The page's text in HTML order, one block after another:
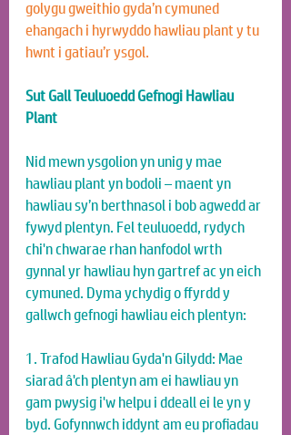
golygu gweithio gyda’n cymuned
ehangach i hyrwyddo hawliau plant y tu
hwnt i gatiau’r ysgol.
Sut Gall Teuluoedd Gefnogi Hawliau
Plant
Nid mewn ysgolion yn unig y mae
hawliau plant yn bodoli – maent yn
hawliau sy’n berthnasol i bob agwedd ar
fywyd plentyn. Fel teuluoedd, rydych
chi'n chwarae rhan hanfodol wrth
gynnal yr hawliau hyn gartref ac yn eich
cymuned. Dyma ychydig o ffyrdd y
gallwch gefnogi hawliau eich plentyn:
1. Trafod Hawliau Gyda'n Gilydd: Mae
siarad â'ch plentyn am ei hawliau yn
gam pwysig i'w helpu i ddeall ei le yn y
byd. Gofynnwch iddynt am eu profiadau